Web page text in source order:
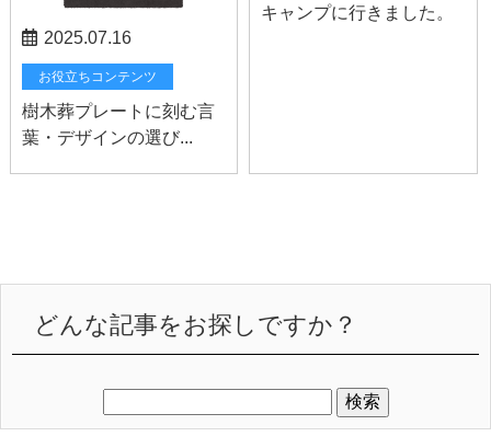
2025.07.16
お役立ちコンテンツ
樹木葬プレートに刻む言
葉・デザインの選び...
キャンプに行きました。
どんな記事をお探しですか？